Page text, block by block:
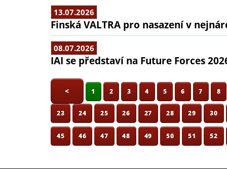
13.07.2026
Finská VALTRA pro nasazení v
08.07.2026
IAI se představí na Future Forces
< 1 2 3 4 5 6 7 8
23 24 25 26 27 28 29 30
45 46 47 48 49 50 51 52